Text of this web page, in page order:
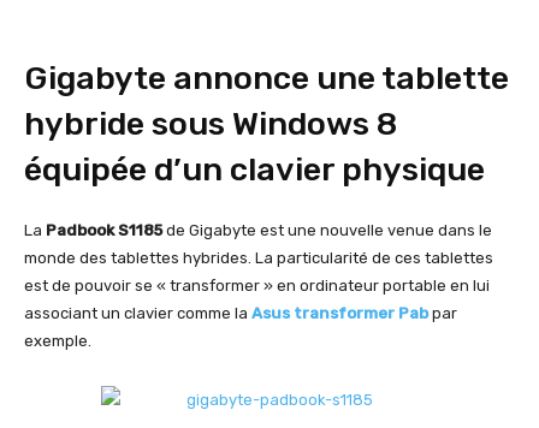
Gigabyte annonce une tablette
hybride sous Windows 8
équipée d’un clavier physique
La Padbook S1185de Gigabyte est une nouvelle venue dans le
monde des tablettes hybrides. La particularité de ces tablettes
est de pouvoir se « transformer » en ordinateur portable en lui
associant un clavier comme la Asus transformer Pabpar
exemple.